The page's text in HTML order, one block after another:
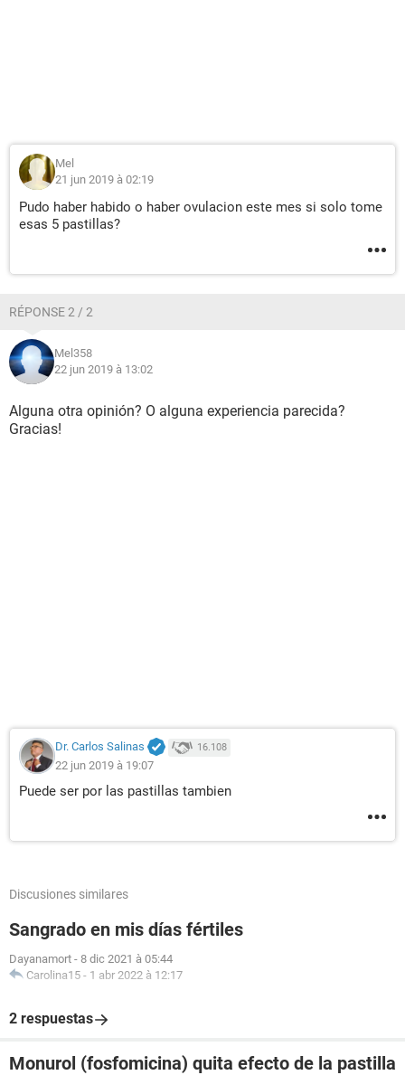
Mel
21 jun 2019 à 02:19
Pudo haber habido o haber ovulacion este mes si solo tome
esas 5 pastillas?
RÉPONSE 2 / 2
Mel358
22 jun 2019 à 13:02
Alguna otra opinión? O alguna experiencia parecida?
Gracias!
Dr. Carlos Salinas 16.108
22 jun 2019 à 19:07
Puede ser por las pastillas tambien
Discusiones similares
Sangrado en mis días fértiles
Dayanamort - 8 dic 2021 à 05:44
Carolina15 - 1 abr 2022 à 12:17
2 respuestas
Monurol (fosfomicina) quita efecto de la pastilla